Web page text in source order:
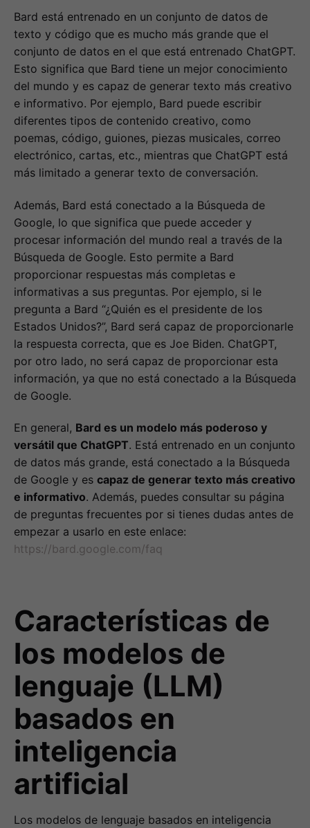
Bard está entrenado en un conjunto de datos de
texto y código que es mucho más grande que el
conjunto de datos en el que está entrenado ChatGPT.
Esto significa que Bard tiene un mejor conocimiento
del mundo y es capaz de generar texto más creativo
e informativo. Por ejemplo, Bard puede escribir
diferentes tipos de contenido creativo, como
poemas, código, guiones, piezas musicales, correo
electrónico, cartas, etc., mientras que ChatGPT está
más limitado a generar texto de conversación.
Además, Bard está conectado a la Búsqueda de
Google, lo que significa que puede acceder y
procesar información del mundo real a través de la
Búsqueda de Google. Esto permite a Bard
proporcionar respuestas más completas e
informativas a sus preguntas. Por ejemplo, si le
pregunta a Bard “¿Quién es el presidente de los
Estados Unidos?”, Bard será capaz de proporcionarle
la respuesta correcta, que es Joe Biden. ChatGPT,
por otro lado, no será capaz de proporcionar esta
información, ya que no está conectado a la Búsqueda
de Google.
En general, Bard es un modelo más poderoso y
versátil que ChatGPT. Está entrenado en un conjunto
de datos más grande, está conectado a la Búsqueda
de Google y es capaz de generar texto más creativo
e informativo. Además, puedes consultar su página
de preguntas frecuentes por si tienes dudas antes de
empezar a usarlo en este enlace:
https://bard.google.com/faq
Características de
los modelos de
lenguaje (LLM)
basados en
inteligencia
artificial
Los modelos de lenguaje basados en inteligencia